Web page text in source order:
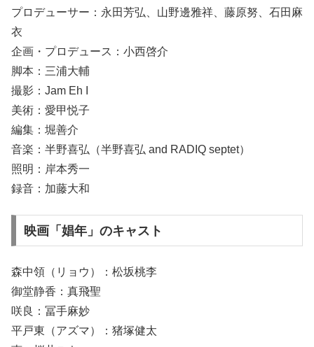
プロデューサー：永田芳弘、山野邊雅祥、藤原努、石田麻
衣
企画・プロデュース：小西啓介
脚本：三浦大輔
撮影：Jam Eh I
美術：愛甲悦子
編集：堀善介
音楽：半野喜弘（半野喜弘 and RADIQ septet）
照明：岸本秀一
録音：加藤大和
映画「娼年」のキャスト
森中領（リョウ）：松坂桃李
御堂静香：真飛聖
咲良：冨手麻妙
平戸東（アズマ）：猪塚健太